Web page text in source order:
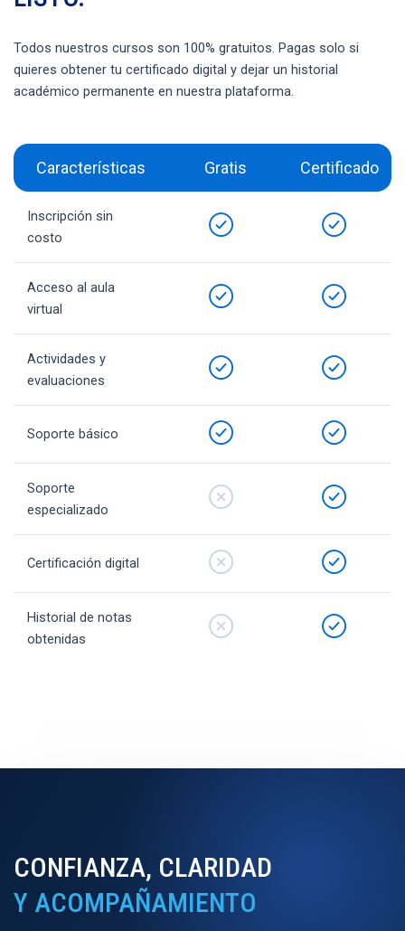
Todos nuestros cursos son 100% gratuitos. Pagas solo si
quieres obtener tu certificado digital y dejar un historial
académico permanente en nuestra plataforma.
Características Gratis Certificado
Inscripción sin
costo
Acceso al aula
virtual
Actividades y
evaluaciones
Soporte básico
Soporte
especializado
Certificación digital
Historial de notas
obtenidas
CONFIANZA, CLARIDAD
Y ACOMPAÑAMIENTO